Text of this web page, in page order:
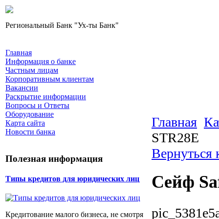
Региональный Банк "Ух-ты Банк"
Главная
Информация о банке
Частным лицам
Корпоративным клиентам
Вакансии
Раскрытие информации
Вопросы и Ответы
Оборудование
Карта сайта
Новости банка
Полезная информация
Типы кредитов для юридических лиц
Кредитование малого бизнеса, не смотря
Главная
STR28E
Сейф